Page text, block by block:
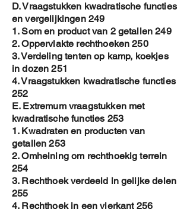
D. Vraagstukken kwadratische functies
en vergelijkingen 249
1. Som en product van 2 getallen 249
2. Oppervlakte rechthoeken 250
3. Verdeling tenten op kamp, koekjes
in dozen 251
4. Vraagstukken kwadratische functies
252
E. Extremum vraagstukken met
kwadratische functies 253
1. Kwadraten en producten van
getallen 253
2. Omheining om rechthoekig terrein
254
3. Rechthoek verdeeld in gelijke delen
255
4. Rechthoek in een vierkant 256